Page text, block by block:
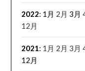
2022: 1月 2月 3月
12月
2021: 1月 2月 3月
12月